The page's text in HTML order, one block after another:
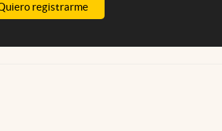
registrarme